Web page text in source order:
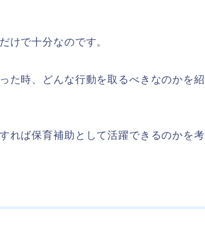
けで十分なのです。
た時、どんな行動を取るべきなのかを紹
れば保育補助として活躍できるのかを考